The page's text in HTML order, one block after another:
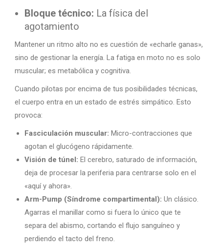
Bloque técnico: La física del
agotamiento
Mantener un ritmo alto no es cuestión de «echarle ganas»,
sino de gestionar la energía. La fatiga en moto no es solo
muscular; es metabólica y cognitiva.
Cuando pilotas por encima de tus posibilidades técnicas,
el cuerpo entra en un estado de estrés simpático. Esto
provoca:
Fasciculación muscular: Micro-contracciones que
agotan el glucógeno rápidamente.
Visión de túnel: El cerebro, saturado de información,
deja de procesar la periferia para centrarse solo en el
«aquí y ahora».
Arm-Pump (Síndrome compartimental): Un clásico.
Agarras el manillar como si fuera lo único que te
separa del abismo, cortando el flujo sanguíneo y
perdiendo el tacto del freno.